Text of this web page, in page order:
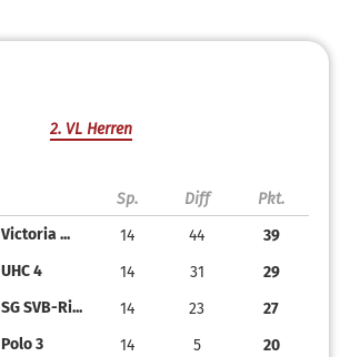
2. VL Herren
Sp. Diff
Pkt.
Victoria ... 14 44
39
UHC 4 14 31
29
SG SVB-Ri... 14 23
27
Polo 3 14 5
20